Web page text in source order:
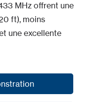
MHz offrent une
ft), moins
une excellente